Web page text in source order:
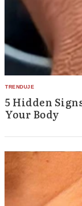
5 Hidden
Your Body